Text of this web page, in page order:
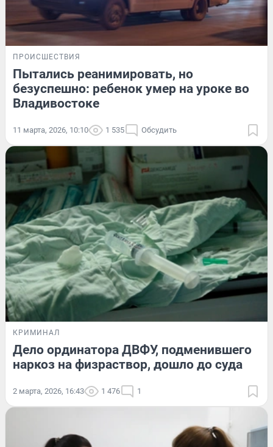
ПРОИСШЕСТВИЯ
Пытались реанимировать, но
безуспешно: ребенок умер на уроке во
Владивостоке
11 марта, 2026, 10:10 1 535 Обсудить
КРИМИНАЛ
Дело ординатора ДВФУ, подменившего
наркоз на физраствор, дошло до суда
2 марта, 2026, 16:43 1 476 1